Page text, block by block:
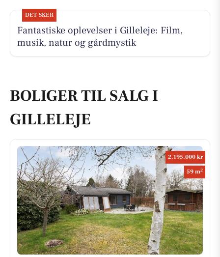
DET SKER
Fantastiske oplevelser i Gilleleje: Film,
musik, natur og gårdmystik
BOLIGER TIL SALG I
GILLELEJE
2.195.000 kr
59 m2